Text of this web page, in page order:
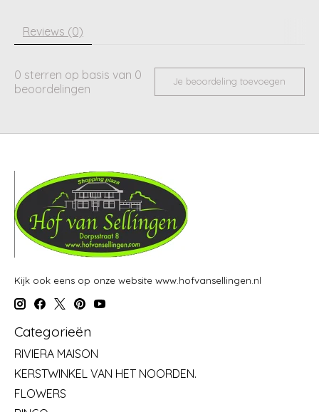
Reviews (0)
0 sterren op basis van 0
beoordelingen
Je beoordeling toevoegen
Kijk ook eens op onze website www.hofvansellingen.nl
Categorieën
RIVIERA MAISON
KERSTWINKEL VAN HET NOORDEN.
FLOWERS